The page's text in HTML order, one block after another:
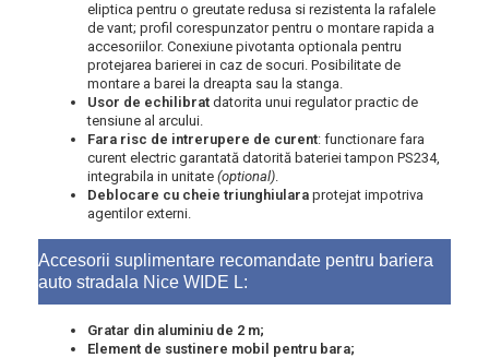
eliptica pentru o greutate redusa si rezistenta la rafalele
de vant; profil corespunzator pentru o montare rapida a
accesoriilor. Conexiune pivotanta optionala pentru
protejarea barierei in caz de socuri. Posibilitate de
montare a barei la dreapta sau la stanga.
Usor de echilibrat datorita unui regulator practic de
tensiune al arcului.
Fara risc de intrerupere de curent: functionare fara
curent electric garantată datorită bateriei tampon PS234,
integrabila in unitate (optional).
Deblocare cu cheie triunghiulara protejat impotriva
agentilor externi.
Accesorii suplimentare recomandate pentru bariera
auto stradala Nice WIDE L:
Gratar din aluminiu de 2 m;
Element de sustinere mobil pentru bara;